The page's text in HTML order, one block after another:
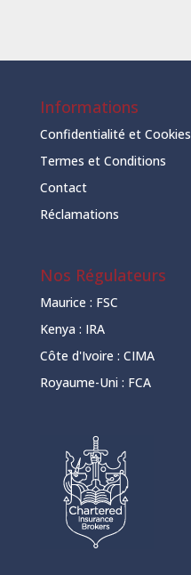
Informations
Confidentialité et Cookies
Termes et Conditions
Contact
Réclamations
Nos Régulateurs
Maurice : FSC
Kenya : IRA
Côte d'Ivoire : CIMA
Royaume-Uni : FCA